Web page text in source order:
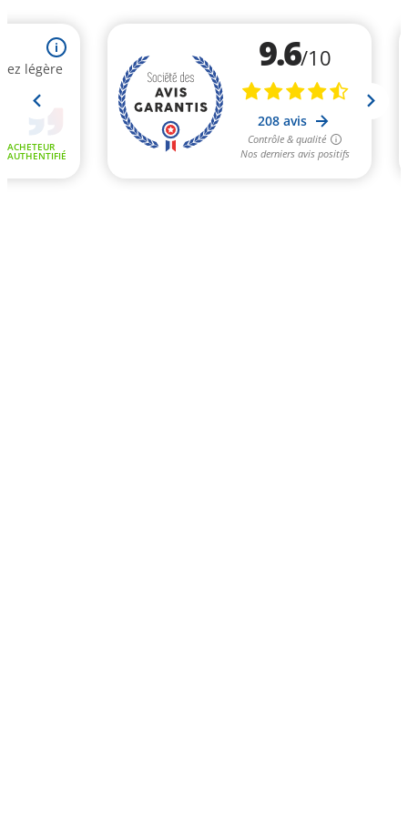
i
légère
ACHETEUR
AUTHENTIFIÉ
9.6/10
208 avis
Contrôle & qualité
Nos derniers avis positifs